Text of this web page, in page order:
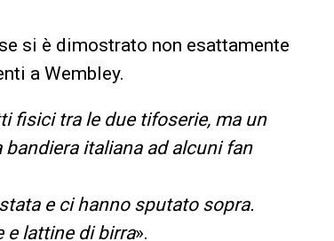
si è dimostrato non esattamente
a Wembley.
fisici tra le due tifoserie, ma un
italiana ad alcuni fan
e ci hanno sputato sopra.
e lattine di birra».